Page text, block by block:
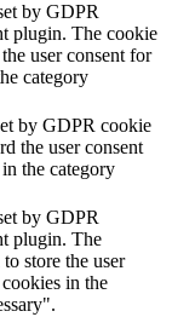
by GDPR
plugin. The cookie
user consent for
category
by GDPR cookie
the user consent
the category
by GDPR
plugin. The
store the user
in the